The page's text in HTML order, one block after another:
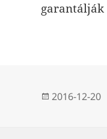
garantálják
Közzétéve
2016-12-20